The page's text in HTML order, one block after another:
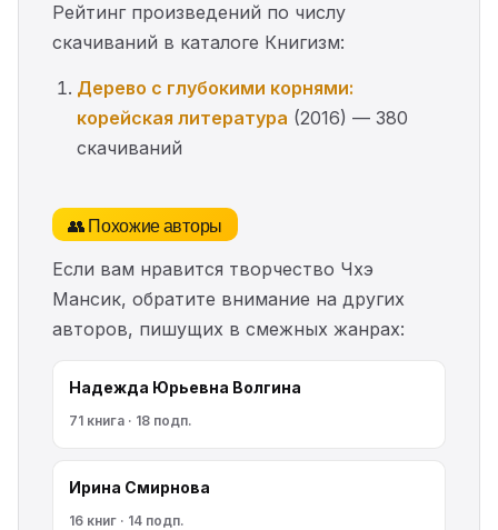
Рейтинг произведений по числу
скачиваний в каталоге Книгизм:
Дерево с глубокими корнями:
корейская литература (2016) — 380
скачиваний
👥 Похожие авторы
Если вам нравится творчество Чхэ
Мансик, обратите внимание на других
авторов, пишущих в смежных жанрах:
Надежда Юрьевна Волгина
71 книга · 18 подп.
Ирина Смирнова
16 книг · 14 подп.